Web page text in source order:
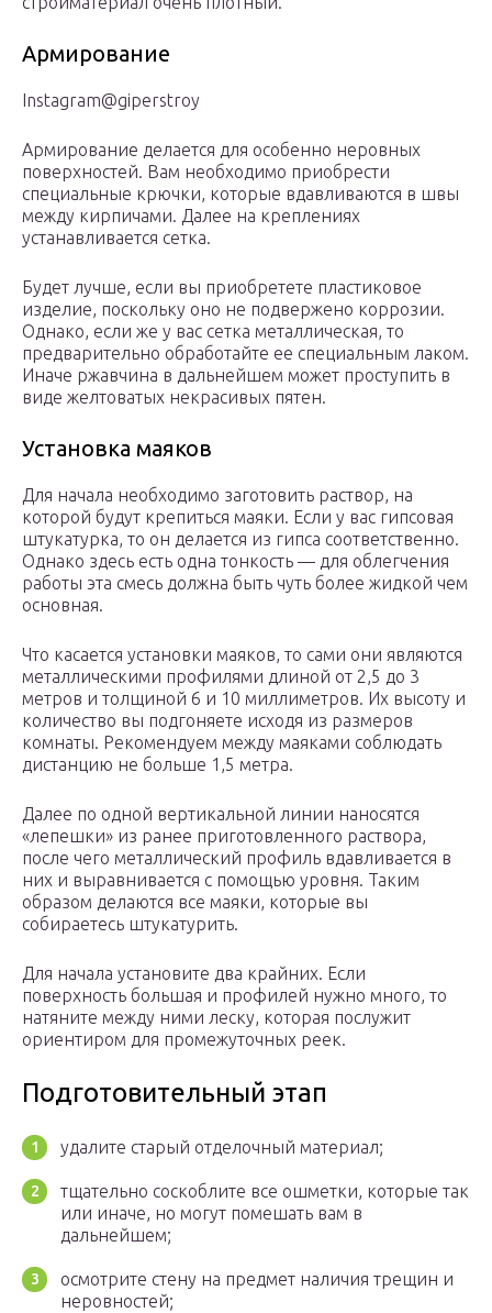
Армирование
Instagram@giperstroy
Армирование делается для особенно неровных
поверхностей. Вам необходимо приобрести
специальные крючки, которые вдавливаются в швы
между кирпичами. Далее на креплениях
устанавливается сетка.
Будет лучше, если вы приобретете пластиковое
изделие, поскольку оно не подвержено коррозии.
Однако, если же у вас сетка металлическая, то
предварительно обработайте ее специальным лаком.
Иначе ржавчина в дальнейшем может проступить в
виде желтоватых некрасивых пятен.
Установка маяков
Для начала необходимо заготовить раствор, на
которой будут крепиться маяки. Если у вас гипсовая
штукатурка, то он делается из гипса соответственно.
Однако здесь есть одна тонкость — для облегчения
работы эта смесь должна быть чуть более жидкой чем
основная.
Что касается установки маяков, то сами они являются
металлическими профилями длиной от 2,5 до 3
метров и толщиной 6 и 10 миллиметров. Их высоту и
количество вы подгоняете исходя из размеров
комнаты. Рекомендуем между маяками соблюдать
дистанцию не больше 1,5 метра.
Далее по одной вертикальной линии наносятся
«лепешки» из ранее приготовленного раствора,
после чего металлический профиль вдавливается в
них и выравнивается с помощью уровня. Таким
образом делаются все маяки, которые вы
собираетесь штукатурить.
Для начала установите два крайних. Если
поверхность большая и профилей нужно много, то
натяните между ними леску, которая послужит
ориентиром для промежуточных реек.
Подготовительный этап
удалите старый отделочный материал;
тщательно соскоблите все ошметки, которые так
или иначе, но могут помешать вам в
дальнейшем;
осмотрите стену на предмет наличия трещин и
неровностей;